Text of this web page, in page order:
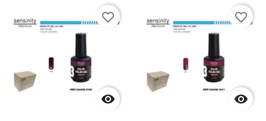

favorite_border

favorite_border